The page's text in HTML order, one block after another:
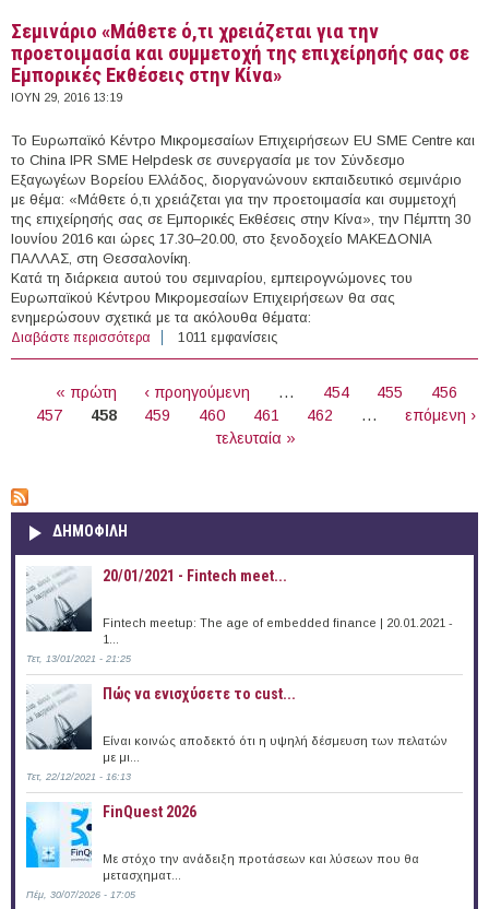
Σεμινάριο «Μάθετε ό,τι χρειάζεται για την
προετοιμασία και συμμετοχή της επιχείρησής σας σε
Εμπορικές Εκθέσεις στην Κίνα»
ΙΟΥΝ 29, 2016 13:19
Το Eυρωπαϊκό Κέντρο Μικρομεσαίων Επιχειρήσεων EU SME Centre και
το China IPR SME Helpdesk σε συνεργασία με τον Σύνδεσμο
Εξαγωγέων Βορείου Ελλάδος, διοργανώνουν εκπαιδευτικό σεμινάριο
με θέμα: «Μάθετε ό,τι χρειάζεται για την προετοιμασία και συμμετοχή
της επιχείρησής σας σε Εμπορικές Εκθέσεις στην Κίνα», την Πέμπτη 30
Ιουνίου 2016 και ώρες 17.30–20.00, στο ξενοδοχείο ΜΑΚΕΔΟΝΙΑ
ΠΑΛΛΑΣ, στη Θεσσαλονίκη.
Κατά τη διάρκεια αυτού του σεμιναρίου, εμπειρογνώμονες του
Ευρωπαϊκού Κέντρου Μικρομεσαίων Επιχειρήσεων θα σας
ενημερώσουν σχετικά με τα ακόλουθα θέματα:
Διαβάστε περισσότερα για Σεμινάριο «Μάθετε ό,τι χρειάζεται για την
προετοιμασία και συμμετοχή της επιχείρησής σας σε
1011 εμφανίσεις
« πρώτη ‹ προηγούμενη … 454 455
456
457
458 459 460 461 462 …
επόμενη ›
τελευταία »
ΔΗΜΟΦΙΛΗ
20/01/2021 - Fintech meet...
Fintech meetup: The age of embedded finance | 20.01.2021 -
1...
Τετ, 13/01/2021 - 21:25
Πώς να ενισχύσετε το cust...
Είναι κοινώς αποδεκτό ότι η υψηλή δέσμευση των πελατών
με μι...
Τετ, 22/12/2021 - 16:13
FinQuest 2026
Με στόχο την ανάδειξη προτάσεων και λύσεων που θα
μετασχηματ...
Πέμ, 30/07/2026 - 17:05